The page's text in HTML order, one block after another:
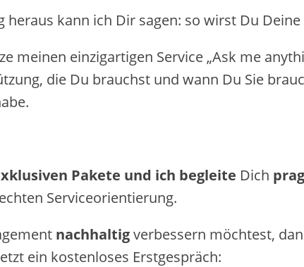
kann ich Dir sagen: ​so wirst Du
meinen ​einzigartigen​ Service „Ask me
die Du brauchst ​und ​wann Du Sie
Pakete und ich begleite ​Dich ​
Serviceorientierung.
nachhaltig​verbessern möchtest,
ein kostenloses Erstgespräch: